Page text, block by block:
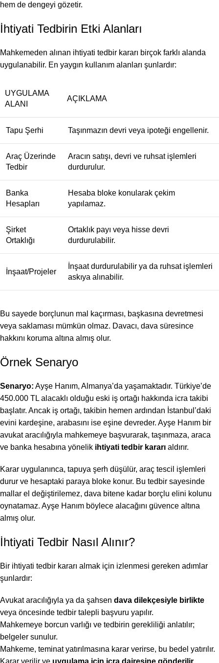
hem de dengeyi gözetir.
İhtiyati Tedbirin Etki Alanları
Mahkemeden alınan ihtiyati tedbir kararı birçok farklı alanda
uygulanabilir. En yaygın kullanım alanları şunlardır:
UYGULAMA
ALANI
AÇIKLAMA
Tapu Şerhi Taşınmazın devri veya ipoteği engellenir.
Araç Üzerinde
Tedbir
Aracın satışı, devri ve ruhsat işlemleri
durdurulur.
Banka
Hesapları
Hesaba bloke konularak çekim
yapılamaz.
Şirket
Ortaklığı
Ortaklık payı veya hisse devri
durdurulabilir.
İnşaat/Projeler
İnşaat durdurulabilir ya da ruhsat işlemleri
askıya alınabilir.
Bu sayede borçlunun mal kaçırması, başkasına devretmesi
veya saklaması mümkün olmaz. Davacı, dava süresince
hakkını koruma altına almış olur.
Örnek Senaryo
Senaryo: Ayşe Hanım, Almanya’da yaşamaktadır. Türkiye’de
450.000 TL alacaklı olduğu eski iş ortağı hakkında icra takibi
başlatır. Ancak iş ortağı, takibin hemen ardından İstanbul’daki
evini kardeşine, arabasını ise eşine devreder. Ayşe Hanım bir
avukat aracılığıyla mahkemeye başvurarak, taşınmaza, araca
ve banka hesabına yönelik ihtiyati tedbir kararı aldırır.
Karar uygulanınca, tapuya şerh düşülür, araç tescil işlemleri
durur ve hesaptaki paraya bloke konur. Bu tedbir sayesinde
mallar el değiştirilemez, dava bitene kadar borçlu elini kolunu
oynatamaz. Ayşe Hanım böylece alacağını güvence altına
almış olur.
İhtiyati Tedbir Nasıl Alınır?
Bir ihtiyati tedbir kararı almak için izlenmesi gereken adımlar
şunlardır:
Avukat aracılığıyla ya da şahsen dava dilekçesiyle birlikte
veya öncesinde tedbir talepli başvuru yapılır.
Mahkemeye borcun varlığı ve tedbirin gerekliliği anlatılır;
belgeler sunulur.
Mahkeme, teminat yatırılmasına karar verirse, bu bedel yatırılır.
Karar verilir ve uygulama için icra dairesine gönderilir